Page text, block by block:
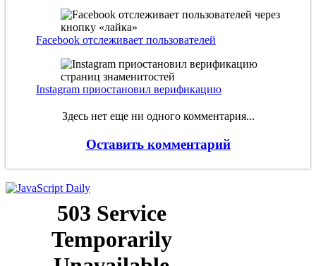
Facebook отслеживает пользователей
Instagram приостановил верификацию
Здесь нет еще ни одного комментария...
Оставить комментарий